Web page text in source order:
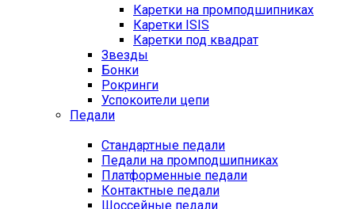
Каретки на промподшипниках
Каретки ISIS
Каретки под квадрат
Звезды
Бонки
Рокринги
Успокоители цепи
Педали
Стандартные педали
Педали на промподшипниках
Платформенные педали
Контактные педали
Шоссейные педали